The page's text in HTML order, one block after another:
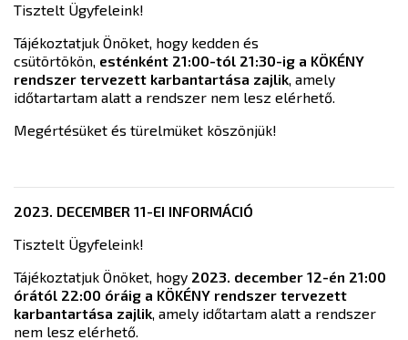
Tisztelt Ügyfeleink!
Tájékoztatjuk Önöket, hogy kedden és
csütörtökön, esténként 21:00-tól 21:30-ig a KÖKÉNY
rendszer tervezett karbantartása zajlik, amely
időtartartam alatt a rendszer nem lesz elérhető.
Megértésüket és türelmüket köszönjük!
2023. DECEMBER 11-EI INFORMÁCIÓ
Tisztelt Ügyfeleink!
Tájékoztatjuk Önöket, hogy 2023. december 12-én 21:00
órától 22:00 óráig a KÖKÉNY rendszer tervezett
karbantartása zajlik, amely időtartam alatt a rendszer
nem lesz elérhető.